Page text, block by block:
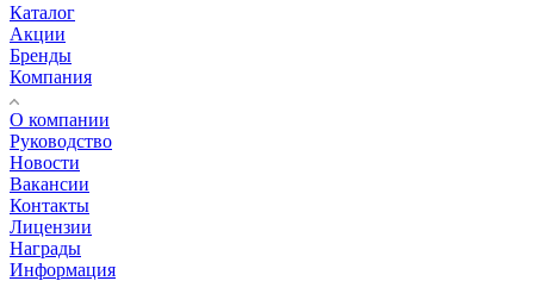
Каталог
Акции
Бренды
Компания
О компании
Руководство
Новости
Вакансии
Контакты
Лицензии
Награды
Информация